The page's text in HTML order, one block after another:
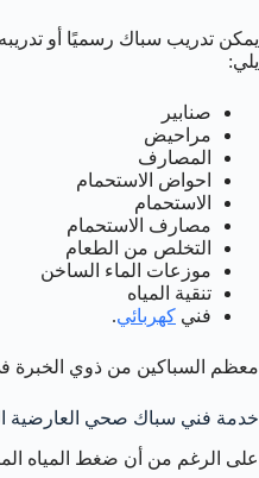
يمكن تدريب سباك رسميًا أو
يلي:
صنابير
مراحيض
المصارف
احواض الاستحمام
الاستحمام
مصارف الاستحمام
التخلص من الطعام
موزعات الماء الساخن
تنقية المياه
فني كهربائي.
معظم السباكين من ذوي الخبرة
خدمة فني سباك صحي العارضية
على الرغم من أن ضغط المياه